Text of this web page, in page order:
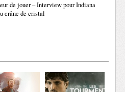
de jouer – Interview pour Indiana
crâne de cristal